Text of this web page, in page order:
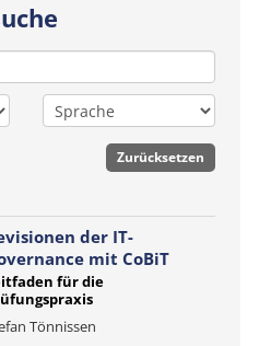
der IT-
mit CoBiT
für die
Tönnissen